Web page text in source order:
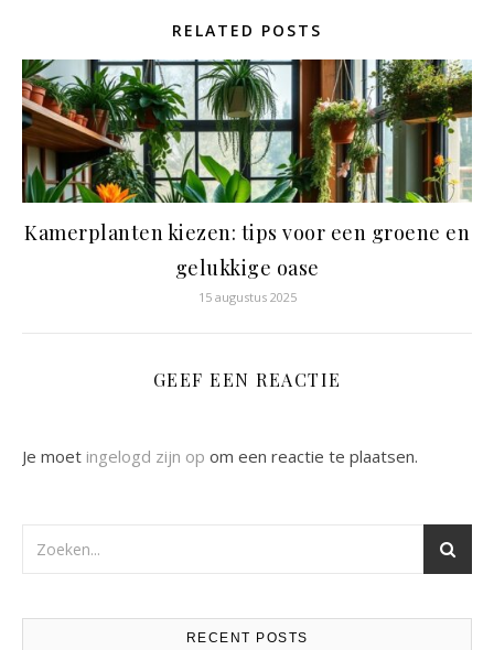
RELATED POSTS
Kamerplanten kiezen: tips voor een groene en
gelukkige oase
15 augustus 2025
GEEF EEN REACTIE
Je moet ingelogd zijn op om een reactie te plaatsen.
RECENT POSTS